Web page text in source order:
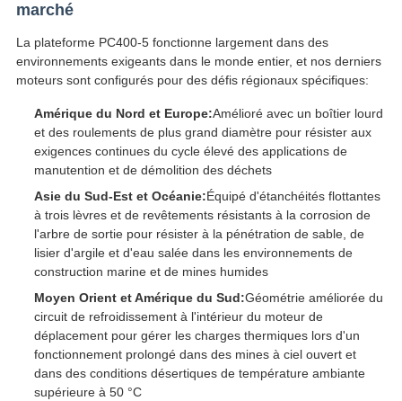
marché
La plateforme PC400-5 fonctionne largement dans des
environnements exigeants dans le monde entier, et nos derniers
moteurs sont configurés pour des défis régionaux spécifiques:
Amérique du Nord et Europe:Amélioré avec un boîtier lourd
et des roulements de plus grand diamètre pour résister aux
exigences continues du cycle élevé des applications de
manutention et de démolition des déchets
Asie du Sud-Est et Océanie:Équipé d'étanchéités flottantes
à trois lèvres et de revêtements résistants à la corrosion de
l'arbre de sortie pour résister à la pénétration de sable, de
lisier d'argile et d'eau salée dans les environnements de
construction marine et de mines humides
Moyen Orient et Amérique du Sud:Géométrie améliorée du
circuit de refroidissement à l'intérieur du moteur de
déplacement pour gérer les charges thermiques lors d'un
fonctionnement prolongé dans des mines à ciel ouvert et
dans des conditions désertiques de température ambiante
supérieure à 50 °C